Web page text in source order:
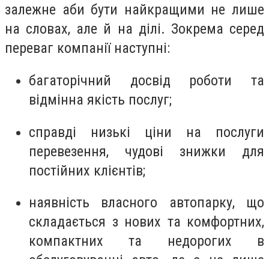
залежне аби бути найкращими не лише
на словах, але й на ділі. Зокрема серед
переваг компанії наступні:
багаторічний досвід роботи та
відмінна якість послуг;
справді низькі ціни на послуги
перевезення, чудові знижки для
постійних клієнтів;
наявність власного автопарку, що
складається з нових та комфортних,
компактних та недорогих в